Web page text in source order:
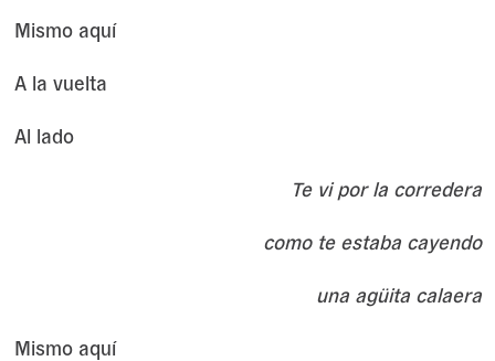
Mismo aquí
A la vuelta
Al lado
Te vi por la corredera
como te estaba cayendo
una agüita calaera
Mismo aquí